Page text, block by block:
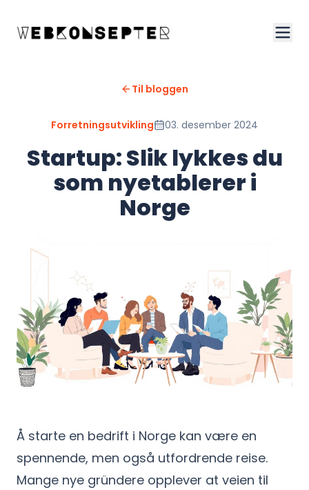
Til bloggen
Forretningsutvikling 03. desember 2024
Startup: Slik lykkes du
som nyetablerer i
Norge
Å starte en bedrift i Norge kan være en
spennende, men også utfordrende reise.
Mange nye gründere opplever at veien til